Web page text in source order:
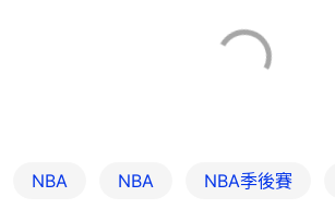
NBA NBA NBA季後賽